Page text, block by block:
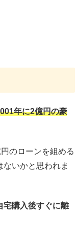
年に2億円の豪
のローンを組める
いかと思われま
宅購入後すぐに離